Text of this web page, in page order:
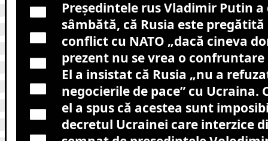
Președintele rus Vladimir Putin
sâmbătă, că Rusia este
conflict cu NATO „dacă cineva
prezent nu se vrea o
El a insistat că Rusia „nu a
negocierile de pace” cu Ucraina.
el a spus că acestea sunt
decretul Ucrainei care interzice